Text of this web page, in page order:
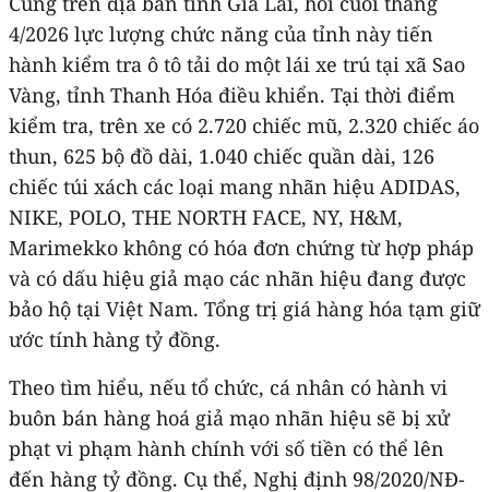
4/2026 lực lượng chức năng của tỉnh này tiến
hành kiểm tra ô tô tải do một lái xe trú tại xã Sao
Vàng, tỉnh Thanh Hóa điều khiển. Tại thời điểm
kiểm tra, trên xe có 2.720 chiếc mũ, 2.320 chiếc áo
thun, 625 bộ đồ dài, 1.040 chiếc quần dài, 126
chiếc túi xách các loại mang nhãn hiệu ADIDAS,
NIKE, POLO, THE NORTH FACE, NY, H&M,
Marimekko không có hóa đơn chứng từ hợp pháp
và có dấu hiệu giả mạo các nhãn hiệu đang được
bảo hộ tại Việt Nam. Tổng trị giá hàng hóa tạm giữ
ước tính hàng tỷ đồng.
Theo tìm hiểu, nếu tổ chức, cá nhân có hành vi
buôn bán hàng hoá giả mạo nhãn hiệu sẽ bị xử
phạt vi phạm hành chính với số tiền có thể lên
đến hàng tỷ đồng. Cụ thể, Nghị định 98/2020/NĐ-